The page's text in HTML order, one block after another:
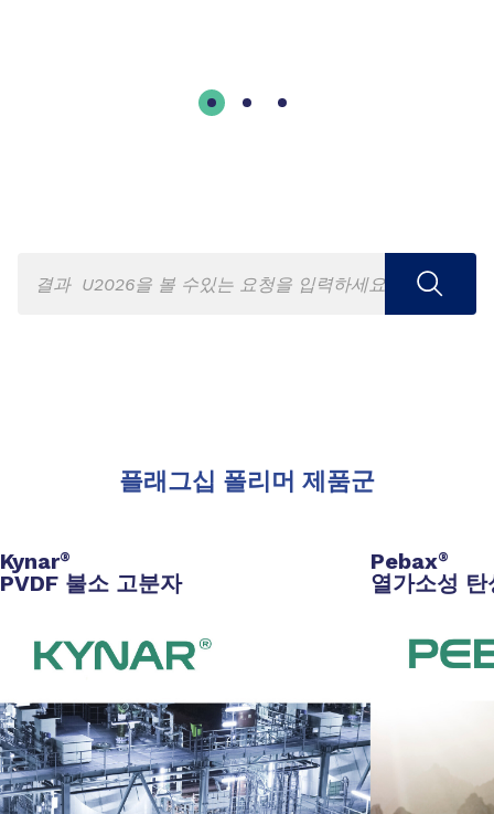
플래그십 폴리머 제품군
Kynar®
PVDF 불소 고분자
Pebax®
열가소성 탄